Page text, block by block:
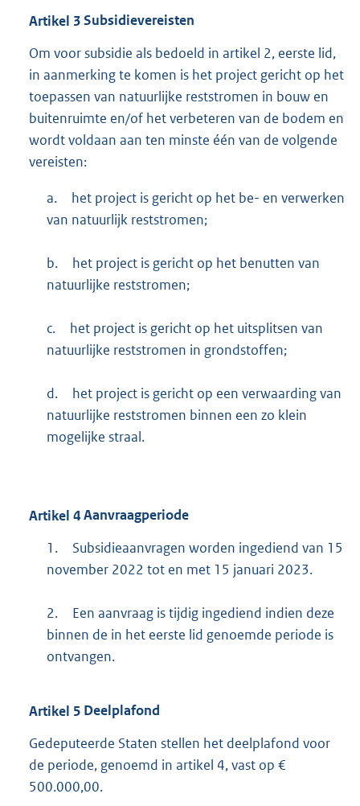
Artikel 3Subsidievereisten
Om voor subsidie als bedoeld in artikel 2, eerste lid,
in aanmerking te komen is het project gericht op het
toepassen van natuurlijke reststromen in bouw en
buitenruimte en/of het verbeteren van de bodem en
wordt voldaan aan ten minste één van de volgende
vereisten:
a.
het project is gericht op het be- en verwerken
van natuurlijk reststromen;
b.
het project is gericht op het benutten van
natuurlijke reststromen;
c.
het project is gericht op het uitsplitsen van
natuurlijke reststromen in grondstoffen;
d.
het project is gericht op een verwaarding van
natuurlijke reststromen binnen een zo klein
mogelijke straal.
Artikel 4Aanvraagperiode
1.
Subsidieaanvragen worden ingediend van 15
november 2022 tot en met 15 januari 2023.
2.
Een aanvraag is tijdig ingediend indien deze
binnen de in het eerste lid genoemde periode is
ontvangen.
Artikel 5 Deelplafond
Gedeputeerde Staten stellen het deelplafond voor
de periode, genoemd in artikel 4, vast op €
500.000,00.